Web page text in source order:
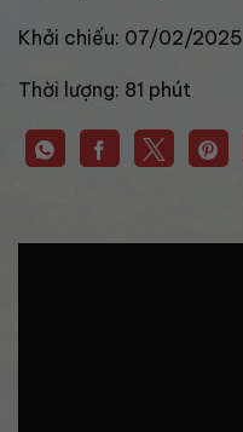
Khởi chiếu: 07/02/2025
Thời lượng: 81 phút